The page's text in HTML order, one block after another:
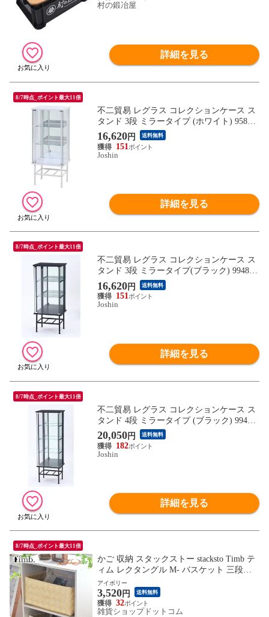
村の鍛冶屋
詳細を見る
8/7時点_ポイント最大11倍
不二貿易 レグラス コレクションケース ス
タンド 3段 ミラータイプ (ホワイト) 95850
(フジボウエキ) 【返品種別B】
16,620円 送料無料
151
Joshin
詳細を見る
8/7時点_ポイント最大11倍
不二貿易 レグラス コレクションケース ス
タンド 3段 ミラータイプ(ブラック) 99480
(フジボウエキ) 【返品種別B】
16,620円 送料無料
151
Joshin
詳細を見る
8/7時点_ポイント最大11倍
不二貿易 レグラス コレクションケース ス
タンド 4段 ミラータイプ (ブラック) 99499
【返品種別B】
20,050円 送料無料
182
Joshin
詳細を見る
8/7時点_ポイント最大11倍
かご 収納 スタックストー stacksto Timb テ
ィム レクタングル M- バスケット 三段ボ
ックス 白樺風 おしゃれ 北欧 大きめ イン
テリア 洗える おもちゃ入れ 小物入れ キッ
チン 収納ボックス シンプル
アイボリー
3,520円 送料無料
32
雑貨ショップドットコム